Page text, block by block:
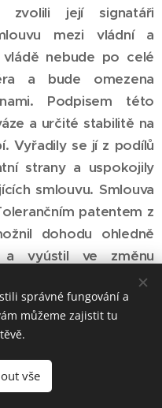
zvolili její signatáři
mezi vládní a
nebude po celé
a bude omezena
Podpisem této
a určité stabilitě na
Vyřadily se jí z podílů
strany a uspokojily
smlouvu. Smlouva
patentem z
dohodu ohledně
a vyústil ve změnu
sněmovny.
se spíše jednalo o
že v politice hranice
pevné a mohou mít
správné fungování a
můžeme zajistit tu
vše